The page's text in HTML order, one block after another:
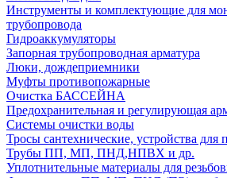
Инструменты и комплектующие для
трубопровода
Гидроаккумуляторы
Запорная трубопроводная арматура
Люки, дождеприемники
Муфты противопожарные
Очистка БАССЕЙНА
Предохранительная и регулирующая
Системы очистки воды
Тросы сантехнические, устройства для
Трубы ПП, МП, ПНД,НПВХ и др.
Уплотнительные материалы для